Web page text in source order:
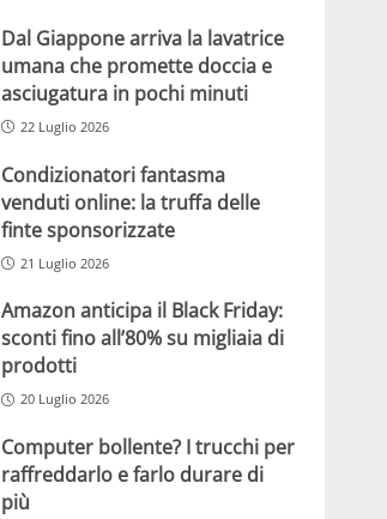
Dal Giappone arriva la lavatrice
umana che promette doccia e
asciugatura in pochi minuti
22 Luglio 2026
Condizionatori fantasma
venduti online: la truffa delle
finte sponsorizzate
21 Luglio 2026
Amazon anticipa il Black Friday:
sconti fino all’80% su migliaia di
prodotti
20 Luglio 2026
Computer bollente? I trucchi per
raffreddarlo e farlo durare di
più